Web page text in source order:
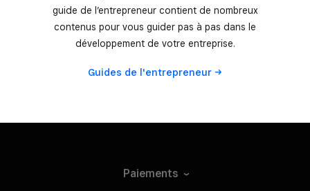
guide de l’entrepreneur contient de nombreux
contenus pour vous guider pas à pas dans le
développement de votre entreprise.
Guides de l'entrepreneur
Paiements